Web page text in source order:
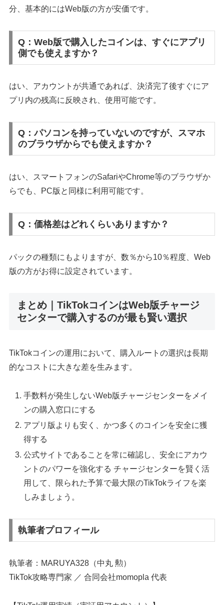
分、基本的にはWeb版の方が安価です。
Q：Web版で購入したコインは、すぐにアプリ
側でも使えますか？
はい、アカウントが共通であれば、決済完了後すぐにア
プリ内の残高に反映され、使用可能です。
Q：パソコンを持っていないのですが、スマホ
のブラウザからでも使えますか？
はい、スマートフォンのSafariやChrome等のブラウザか
らでも、PC版と同様に利用可能です。
Q：価格差はどれくらいありますか？
パックの種類にもよりますが、数％から10％程度、Web
版の方がお得に設定されています。
まとめ｜TikTokコインはWeb版チャージ
センターで購入するのが最も賢い選択
TikTokコインの運用において、購入ルートの選択は長期
的なコストに大きな差を生みます。
手数料が発生しないWeb版チャージセンターをメイ
ンの購入窓口にする
アプリ版よりも安く、かつ多くのコインを安全に獲
得する
公式サイトであることを常に確認し、安全にアカウ
ントのパワーを強化する チャージセンターを賢く活
用して、限られた予算で最大限のTikTokライフを楽
しみましょう。
執筆者プロフィール
執筆者：MARUYA328（中丸 勲）
TikTok攻略専門家 ／ 合同会社momopla 代表